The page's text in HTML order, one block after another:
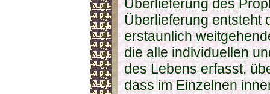
Überlieferung des
Überlieferung entsteht
erstaunlich
die alle individuellen
des Lebens erfasst,
dass im Einzelnen